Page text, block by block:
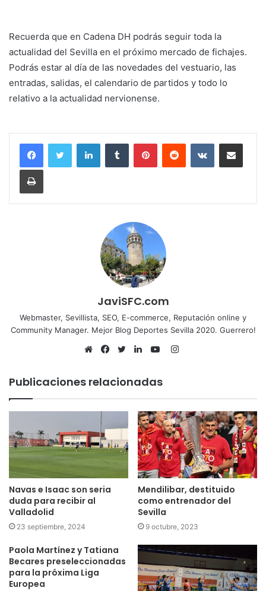
Recuerda que en Cadena DH podrás seguir toda la
actualidad del Sevilla en el próximo mercado de fichajes.
Podrás estar al día de las novedades del vestuario, las
entradas, salidas, el calendario de partidos y todo lo
relativo a la actualidad nervionense.
LinkedInTumblr PinterestReddit VKontakteCompartir por
Imprimir
JaviSFC.com
Webmaster, Sevillista, SEO, E-commerce, Reputación online y
Community Manager. Mejor Blog Deportes Sevilla 2020. Guerrero!
web
Instagram
Publicaciones relacionadas
Navas e Isaac son seria
duda para recibir al
Valladolid
23 septiembre, 2024
Mendilibar, destituido
como entrenador del
Sevilla
9 octubre, 2023
Paola Martínez y Tatiana
Becares preseleccionadas
para la próxima Liga
Europea